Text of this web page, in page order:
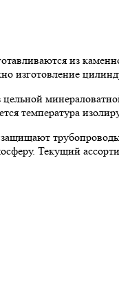
из
изготовление
температура
Текущий